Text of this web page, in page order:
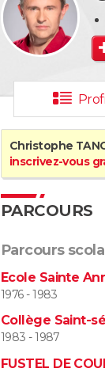
Profil
Christophe
inscrivez-vous
PARCOURS
Parcours
Ecole Sainte
1976 - 1983
Collège Saint-
1983 - 1987
FUSTEL DE